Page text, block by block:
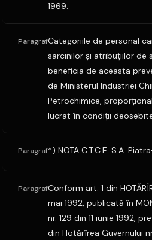
1969.
ParagrafCategoriile de personal
sarcinilor şi atribuţiilor de
beneficia de aceasta
de Ministerul Industriei
Petrochimice,
lucrat în condiţii
Paragraf*) NOTA C.T.C.E. S.A.
ParagrafConform art. 1 din
mai 1992, publicată în
nr. 129 din 11 iunie 1992,
din Hotărîrea Guvernului